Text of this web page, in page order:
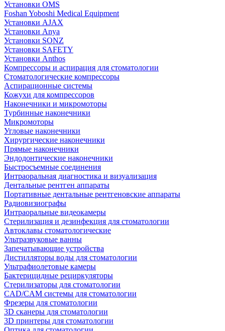
Установки OMS
Foshan Yoboshi Medical Equipment
Установки AJAX
Установки Anya
Установки SONZ
Установки SAFETY
Установки Anthos
Компрессоры и аспирация для стоматологии
Стоматологические компрессоры
Аспирационные системы
Кожухи для компрессоров
Наконечники и микромоторы
Турбинные наконечники
Микромоторы
Угловые наконечники
Хирургические наконечники
Прямые наконечники
Эндодонтические наконечники
Быстросъемные соединения
Интраоральная диагностика и визуализация
Дентальные рентген аппараты
Портативные дентальные рентгеновские аппараты
Радиовизиографы
Интраоральные видеокамеры
Стерилизация и дезинфекция для стоматологии
Автоклавы стоматологические
Ультразвуковые ванны
Запечатывающие устройства
Дистилляторы воды для стоматологии
Ультрафиолетовые камеры
Бактерицидные рециркуляторы
Стерилизаторы для стоматологии
CAD/CAM системы для стоматологии
Фрезеры для стоматологии
3D cканеры для стоматологии
3D принтеры для стоматологии